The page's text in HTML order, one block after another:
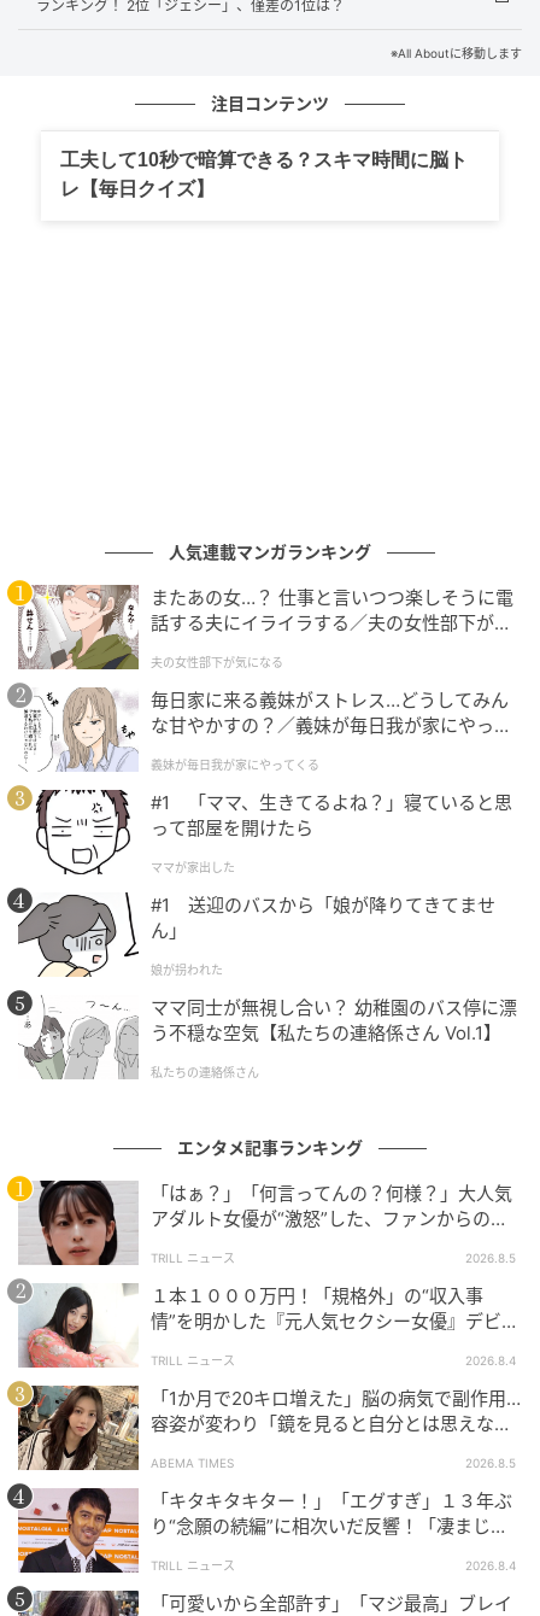
存在感を放ち続けています。一発ギャグを連発するこ
ともでき、相手の懐に入り込むコミュニケーション能
アンケート回答では、「バラエティでよく体を張って
いると思う」（30代女性／福岡県）、「バラエティー
この記事の執筆者： 友野 カイ
フリーライター及び編集補佐。スポーツの現場を取材
する傍ら、テレビ好きが高じて複数のエンタメメディ
アでも執筆。中でもお笑い・バラエティ番組を網羅的
に視聴し、エンタメ関連の情報収集源も大半がテレビ
から。宣伝会議「編集･ライター養成講座 総合コー
ス」修了。
文：友野 カイ
次の記事
「結婚指輪にこだわっていそうな女性芸能
人」ランキング！ 2位は「石原さとみ」、では
1位は？
の記事をもっとみる
ランキング！ 2位「ジェシー」、僅差の1位は？
※All Aboutに移動します
注目コンテンツ
工夫して10秒で暗算できる？スキマ時間に脳ト
レ【毎日クイズ】
人気連載マンガランキング
またあの女…？ 仕事と言いつつ楽しそうに電
話する夫にイライラする／夫の女性部下が気
夫の女性部下が気になる
毎日家に来る義妹がストレス…どうしてみん
な甘やかすの？／義妹が毎日我が家にやって
が】
義妹が毎日我が家にやってくる
#1 「ママ、生きてるよね？」寝ていると思
って部屋を開けたら
ママが家出した
#1 送迎のバスから「娘が降りてきてませ
ん」
娘が拐われた
ママ同士が無視し合い？ 幼稚園のバス停に漂
う不穏な空気【私たちの連絡係さん Vol.1】
私たちの連絡係さん
エンタメ記事ランキング
「はぁ？」「何言ってんの？何様？」大人気
アダルト女優が“激怒”した、ファンからの
TRILL ニュース 2026.8.5
１本１０００万円！「規格外」の“収入事
情”を明かした『元人気セクシー女優』デビュ
TRILL ニュース 2026.8.4
「1か月で20キロ増えた」脳の病気で副作用…
容姿が変わり「鏡を見ると自分とは思えなか
ABEMA TIMES 2026.8.5
「キタキタキター！」「エグすぎ」１３年ぶ
り“念願の続編”に相次いだ反響！「凄まじく
TRILL ニュース 2026.8.4
「可愛いから全部許す」「マジ最高」ブレイ